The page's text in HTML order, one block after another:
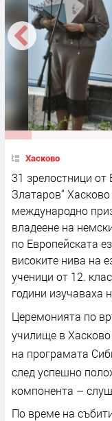
Хасково
31 зрелостници
Златаров“
международно
владеене на
по Европейската
високите нива на
ученици от 12.
години изучаваха
Церемонията по
училище в
на програмата
след успешно
компонента –
По време на